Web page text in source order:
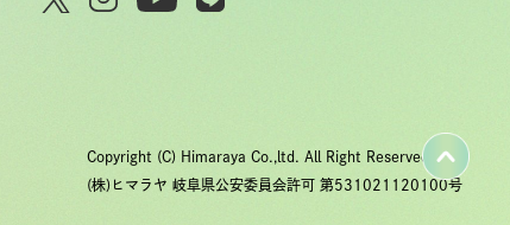
Copyright (C) Himaraya Co.,ltd. All Right Reserved.
(株)ヒマラヤ 岐阜県公安委員会許可 第531021120100号